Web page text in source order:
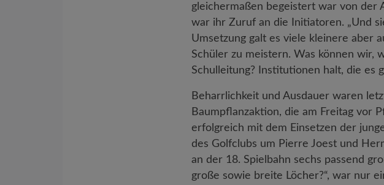
gleichermaßen begeistert war von der
war ihr Zuruf an die Initiatoren. „Und
Umsetzung galt es viele kleinere aber
Schüler zu meistern. Was können wir,
Schulleitung? Institutionen halt, die es
Beharrlichkeit und Ausdauer waren
Baumpflanzaktion, die am Freitag vor
erfolgreich mit dem Einsetzen der
des Golfclubs um Pierre Joest und
an der 18. Spielbahn sechs passend
große sowie breite Löcher?“, war nur